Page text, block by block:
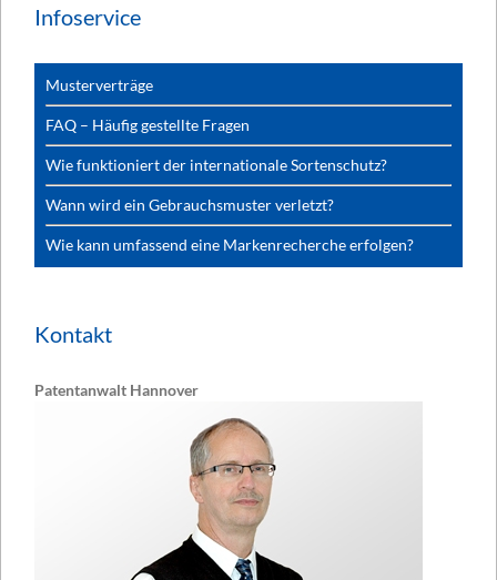
Infoservice
Musterverträge
FAQ – Häufig gestellte Fragen
Wie funktioniert der internationale Sortenschutz?
Wann wird ein Gebrauchsmuster verletzt?
Wie kann umfassend eine Markenrecherche erfolgen?
Kontakt
Patentanwalt Hannover